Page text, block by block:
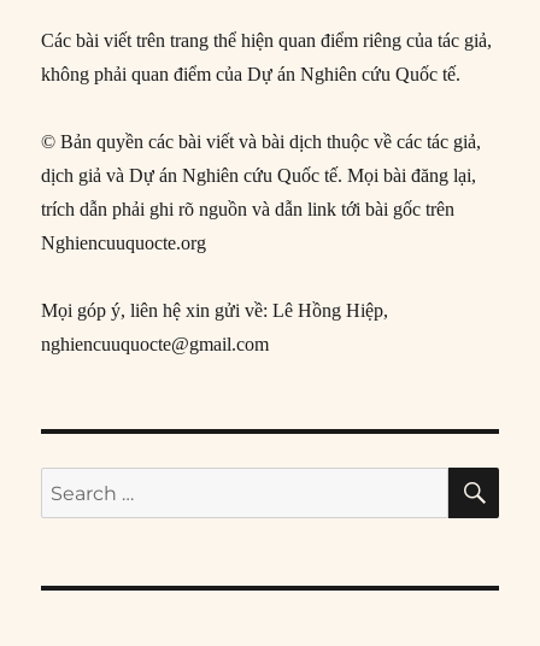
Các bài viết trên trang thể hiện quan điểm riêng của tác giả,
không phải quan điểm của Dự án Nghiên cứu Quốc tế.
© Bản quyền các bài viết và bài dịch thuộc về các tác giả,
dịch giả và Dự án Nghiên cứu Quốc tế. Mọi bài đăng lại,
trích dẫn phải ghi rõ nguồn và dẫn link tới bài gốc trên
Nghiencuuquocte.org
Mọi góp ý, liên hệ xin gửi về: Lê Hồng Hiệp,
nghiencuuquocte@gmail.com
Search
for: